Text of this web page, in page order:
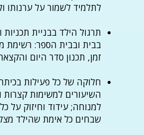
לתלמיד לשמור על ערנותו
תרגול הילד בבניית תכניות
בבית ובבית הספר: רשימת
זמן, תכנון סדר היום
חלוקה של כל פעילות
השיעורים למשימות קצרות
למנוחה; עידוד וחיזוק על
שבחים כל אימת שהילד